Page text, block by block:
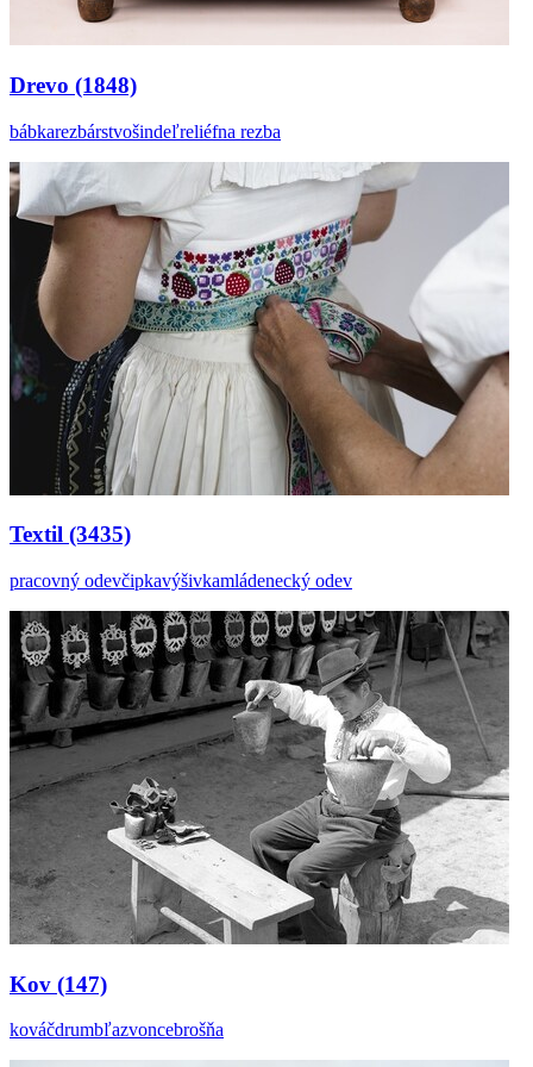
Drevo (1848)
bábkarezbárstvošindeľreliéfna rezba
Textil (3435)
pracovný odevčipkavýšivkamládenecký odev
Kov (147)
kováčdrumbľazvoncebrošňa